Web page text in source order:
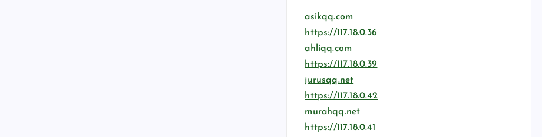
asikqq.com
https://117.18.0.36
ahliqq.com
https://117.18.0.39
jurusqq.net
https://117.18.0.42
murahqq.net
https://117.18.0.41